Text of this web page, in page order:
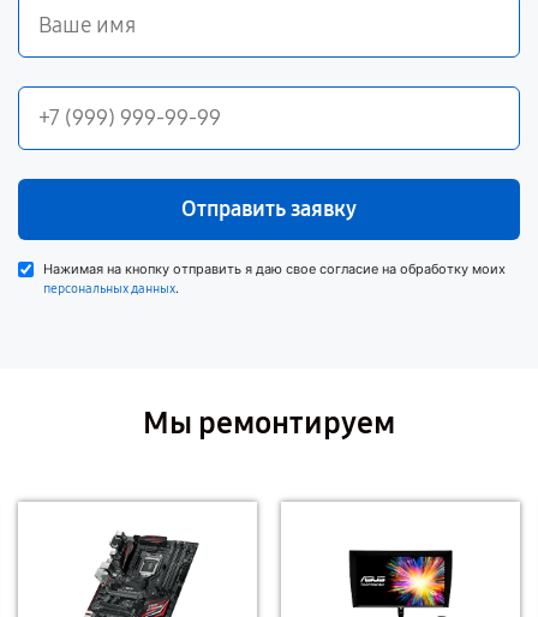
Отправить заявку
Нажимая на кнопку отправить я даю свое согласие на обработку моих
персональных данных.
Мы ремонтируем